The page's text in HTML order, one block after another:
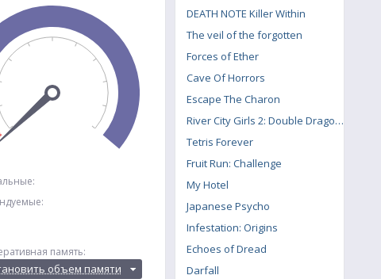
память:
объем памяти
DEATH NOTE Killer Within
The veil of the forgotten
Forces of Ether
Cave Of Horrors
Escape The Charon
River City Girls 2: Double Dragon DLC
Tetris Forever
Fruit Run: Challenge
My Hotel
Japanese Psycho
Infestation: Origins
Echoes of Dread
Darfall